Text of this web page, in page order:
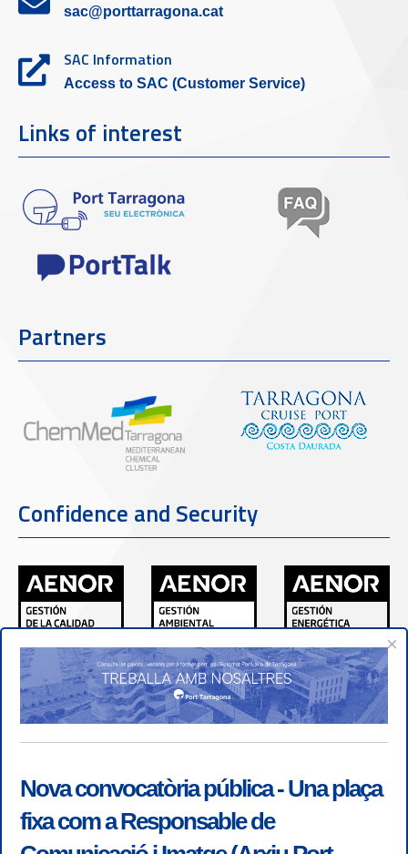
sac@porttarragona.cat
SAC Information
Access to SAC (Customer Service)
Links of interest
Partners
Confidence and Security
×
Nova convocatòria pública - Una plaça
fixa com a Responsable de